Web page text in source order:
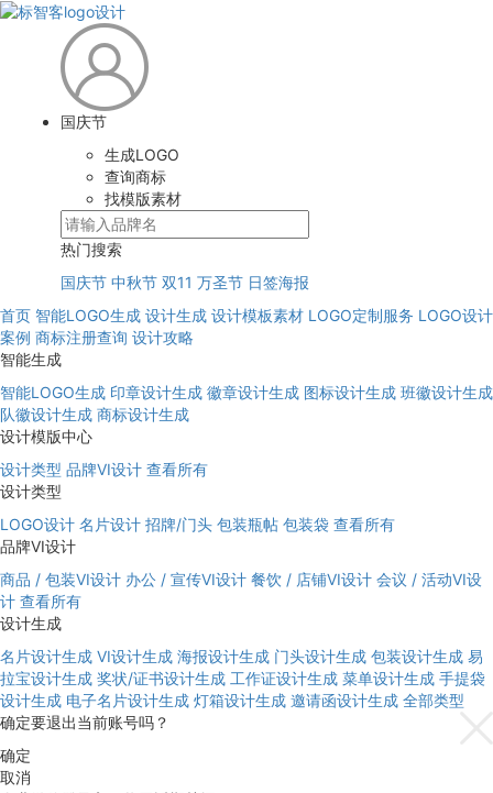
国庆节
生成LOGO
查询商标
找模版素材
热门搜索
国庆节 中秋节 双11 万圣节 日签海报
首页 智能LOGO生成 设计生成 设计模板素材 LOGO定制服务 LOGO设计
案例 商标注册查询 设计攻略
智能生成
智能LOGO生成 印章设计生成 徽章设计生成 图标设计生成 班徽设计生成
队徽设计生成 商标设计生成
设计模版中心
设计类型 品牌VI设计 查看所有
设计类型
LOGO设计 名片设计 招牌/门头 包装瓶帖 包装袋 查看所有
品牌VI设计
商品 / 包装VI设计 办公 / 宣传VI设计 餐饮 / 店铺VI设计 会议 / 活动VI设
计 查看所有
设计生成
名片设计生成 VI设计生成 海报设计生成 门头设计生成 包装设计生成 易
拉宝设计生成 奖状/证书设计生成 工作证设计生成 菜单设计生成 手提袋
设计生成 电子名片设计生成 灯箱设计生成 邀请函设计生成 全部类型
确定要退出当前账号吗？
确定
取消